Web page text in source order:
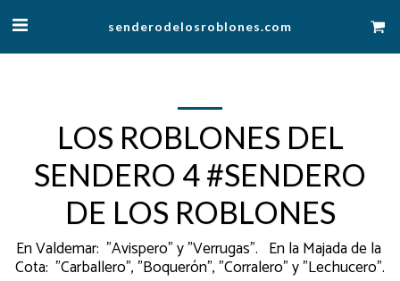
senderodelosroblones.com
LOS ROBLONES DEL
SENDERO 4 #SENDERO
DE LOS ROBLONES
En Valdemar:  "Avispero" y "Verrugas".   En la Majada de la
Cota:  "Carballero", "Boquerón", "Corralero" y "Lechucero".